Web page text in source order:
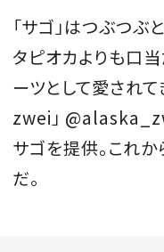
「サゴ」はつぶつ
タピオカよりも口
ーツとして愛され
zwei」
サゴを提供。これ
だ。